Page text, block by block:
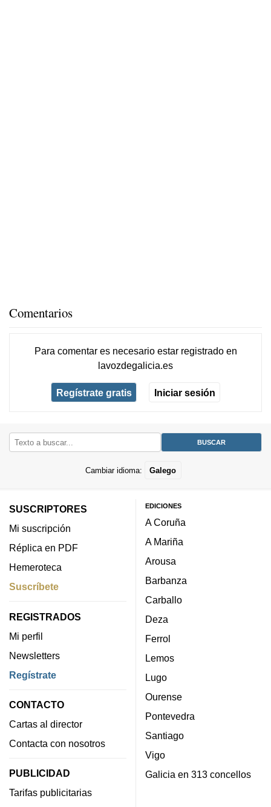
Comentarios
Para comentar es necesario estar registradoen
lavozdegalicia.es
Regístrate gratis Iniciar sesión
Cambiar idioma: Galego
SUSCRIPTORES
Mi suscripción
Réplica en PDF
Hemeroteca
Suscríbete
REGISTRADOS
Mi perfil
Newsletters
Regístrate
CONTACTO
Cartas al director
Contacta con nosotros
PUBLICIDAD
Tarifas publicitarias
EDICIONES
A Coruña
A Mariña
Arousa
Barbanza
Carballo
Deza
Ferrol
Lemos
Lugo
Ourense
Pontevedra
Santiago
Vigo
Galicia en 313 concellos